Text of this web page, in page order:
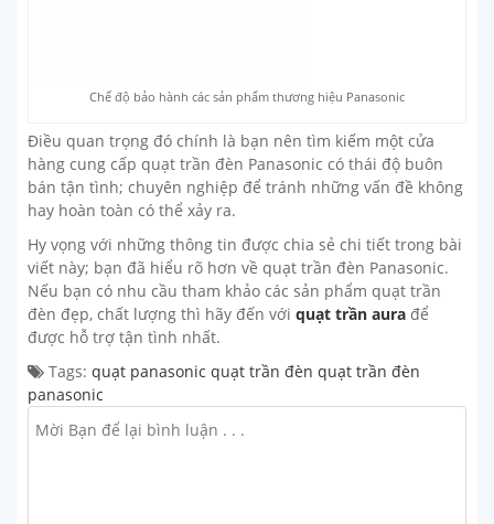
Chế độ bảo hành các sản phẩm thương hiệu Panasonic
Điều quan trọng đó chính là bạn nên tìm kiếm một cửa
hàng cung cấp quạt trần đèn Panasonic có thái độ buôn
bán tận tình; chuyên nghiệp để tránh những vấn đề không
hay hoàn toàn có thể xảy ra.
Hy vọng với những thông tin được chia sẻ chi tiết trong bài
viết này; bạn đã hiểu rõ hơn về quạt trần đèn Panasonic.
Nếu bạn có nhu cầu tham khảo các sản phẩm quạt trần
đèn đẹp, chất lượng thì hãy đến với quạt trần aura để
được hỗ trợ tận tình nhất.
Tags: quạt panasonic quạt trần đèn quạt trần đèn
panasonic